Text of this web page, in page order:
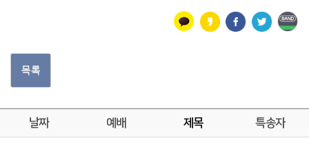
목록
날짜 예배 제목 특송자